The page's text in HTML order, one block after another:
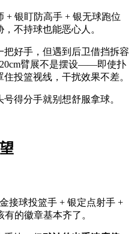
+ 银盯防高手 + 银无球跑位
不持球也能恶心人。
好手，但遇到后卫借挡拆容
臂展不是摆设——即使扑
投篮视线，干扰效果不差。
得分手就别想舒服拿球。
接球投篮手 + 银定点射手 +
的徽章基本齐了。